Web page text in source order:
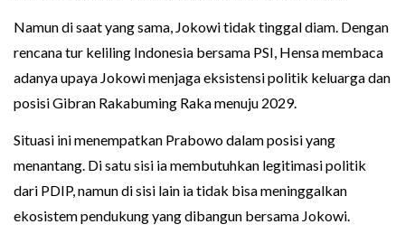
Namun di saat yang sama, Jokowi tidak tinggal diam. Dengan
rencana tur keliling Indonesia bersama PSI, Hensa membaca
adanya upaya Jokowi menjaga eksistensi politik keluarga dan
posisi Gibran Rakabuming Raka menuju 2029.
Situasi ini menempatkan Prabowo dalam posisi yang
menantang. Di satu sisi ia membutuhkan legitimasi politik
dari PDIP, namun di sisi lain ia tidak bisa meninggalkan
ekosistem pendukung yang dibangun bersama Jokowi.